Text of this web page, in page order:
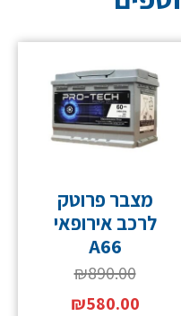
מצבר פרוטק
לרכב אירופאי
A66
₪890.00
₪580.00